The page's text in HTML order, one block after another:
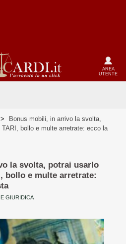
AREA
UTENTE
>
Bonus mobili, in arrivo la svolta,
bollo e multe arretrate: ecco la
la svolta, potrai usarlo
bollo e multe arretrate:
GIURIDICA